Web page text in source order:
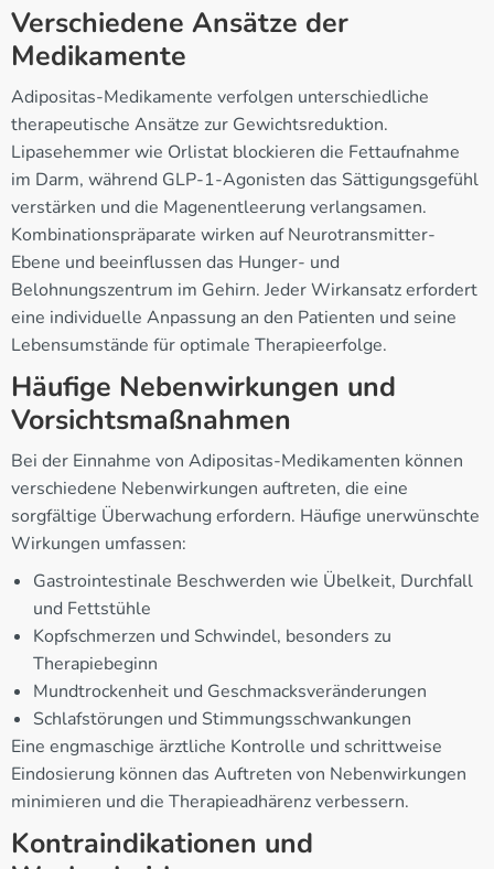
Verschiedene Ansätze der
Medikamente
Adipositas-Medikamente verfolgen unterschiedliche
therapeutische Ansätze zur Gewichtsreduktion.
Lipasehemmer wie Orlistat blockieren die Fettaufnahme
im Darm, während GLP-1-Agonisten das Sättigungsgefühl
verstärken und die Magenentleerung verlangsamen.
Kombinationspräparate wirken auf Neurotransmitter-
Ebene und beeinflussen das Hunger- und
Belohnungszentrum im Gehirn. Jeder Wirkansatz erfordert
eine individuelle Anpassung an den Patienten und seine
Lebensumstände für optimale Therapieerfolge.
Häufige Nebenwirkungen und
Vorsichtsmaßnahmen
Bei der Einnahme von Adipositas-Medikamenten können
verschiedene Nebenwirkungen auftreten, die eine
sorgfältige Überwachung erfordern. Häufige unerwünschte
Wirkungen umfassen:
Gastrointestinale Beschwerden wie Übelkeit, Durchfall
und Fettstühle
Kopfschmerzen und Schwindel, besonders zu
Therapiebeginn
Mundtrockenheit und Geschmacksveränderungen
Schlafstörungen und Stimmungsschwankungen
Eine engmaschige ärztliche Kontrolle und schrittweise
Eindosierung können das Auftreten von Nebenwirkungen
minimieren und die Therapieadhärenz verbessern.
Kontraindikationen und